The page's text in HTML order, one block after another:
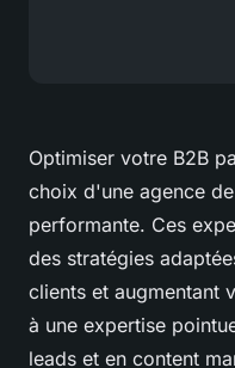
Optimiser votre B2B
choix d'une agence
performante. Ces
des stratégies
clients et augmentant
à une expertise
leads et en content